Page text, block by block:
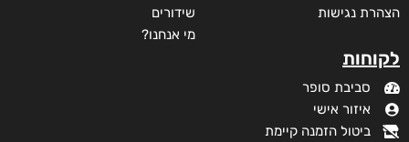
הצהרת נגישות
לקוחות
סביבת סופר
איזור אישי
ביטול הזמנה קיימת
שידורים
מי אנחנו?